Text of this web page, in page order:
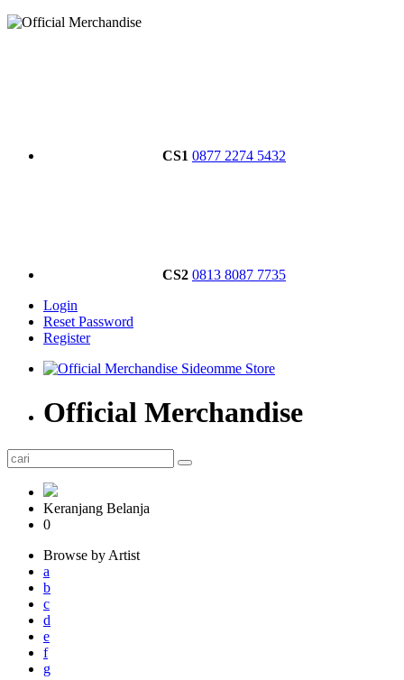
CS1 0877 2274 5432
CS2 0813 8087 7735
Login
Reset Password
Register
Official Merchandise
Keranjang Belanja
0
Browse by Artist
a
b
c
d
e
f
g